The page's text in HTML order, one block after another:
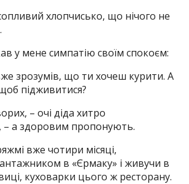
хлопчисько, що нічого не
у мене симпатію своїм спокоєм:
зрозумів, що ти хочеш курити. А
підживитися?
– очі діда хитро
– а здоровим пропонують.
вже чотири місяці,
в «Єрмаку» і живучи в
куховарки цього ж ресторану.